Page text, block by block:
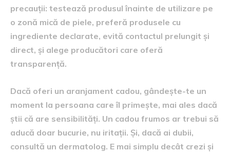
precauții: testează produsul înainte de utilizare pe
o zonă mică de piele, preferă produsele cu
ingrediente declarate, evită contactul prelungit și
direct, și alege producători care oferă
transparență.
Dacă oferi un aranjament cadou, gândește-te un
moment la persoana care îl primește, mai ales dacă
știi că are sensibilități. Un cadou frumos ar trebui să
aducă doar bucurie, nu iritații. Și, dacă ai dubii,
consultă un dermatolog. E mai simplu decât crezi și